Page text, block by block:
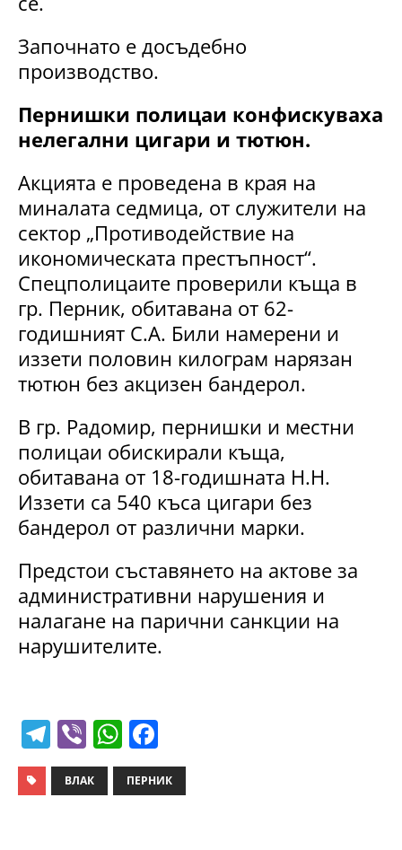
Започнато е досъдебно
производство.
Пернишки полицаи конфискуваха
нелегални цигари и тютюн.
Акцията е проведена в края на
миналата седмица, от служители на
сектор „Противодействие на
икономическата престъпност“.
Спецполицаите проверили къща в
гр. Перник, обитавана от 62-
годишният С.А. Били намерени и
иззети половин килограм нарязан
тютюн без акцизен бандерол.
В гр. Радомир, пернишки и местни
полицаи обискирали къща,
обитавана от 18-годишната Н.Н.
Иззети са 540 къса цигари без
бандерол от различни марки.
Предстои съставянето на актове за
административни нарушения и
налагане на парични санкции на
нарушителите.
T
el
e
Vi
b
er
W
h
at
a
c
ВЛАК ПЕРНИК